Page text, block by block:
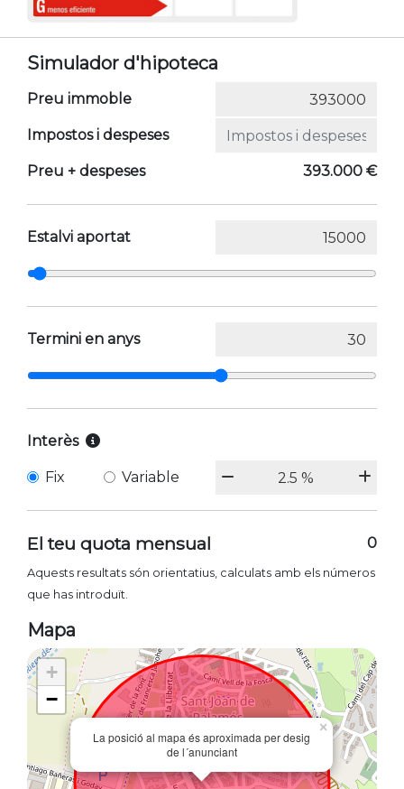
Simulador d'hipoteca
Preu immoble
Impostos i despeses
Preu + despeses 393.000 €
Estalvi aportat
Termini en anys
Interès
Fix Variable
El teu quota mensual 0
Aquests resultats són orientatius, calculats amb els números
que has introduït.
Mapa
La posició al mapa és aproximada per desig
de l´anunciant
×
+
−